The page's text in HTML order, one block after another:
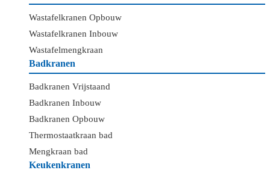
Wastafelkranen Opbouw
Wastafelkranen Inbouw
Wastafelmengkraan
Badkranen
Badkranen Vrijstaand
Badkranen Inbouw
Badkranen Opbouw
Thermostaatkraan bad
Mengkraan bad
Keukenkranen